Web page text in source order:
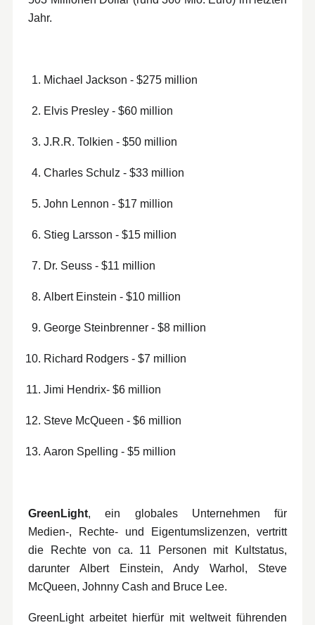
Jahr.
Michael Jackson - $275 million
Elvis Presley - $60 million
J.R.R. Tolkien - $50 million
Charles Schulz - $33 million
John Lennon - $17 million
Stieg Larsson - $15 million
Dr. Seuss - $11 million
Albert Einstein - $10 million
George Steinbrenner - $8 million
Richard Rodgers - $7 million
Jimi Hendrix- $6 million
Steve McQueen - $6 million
Aaron Spelling - $5 million
GreenLight, ein globales Unternehmen für
Medien-, Rechte- und Eigentumslizenzen, vertritt
die Rechte von ca. 11 Personen mit Kultstatus,
darunter Albert Einstein, Andy Warhol, Steve
McQueen, Johnny Cash and Bruce Lee.
GreenLight arbeitet hierfür mit weltweit führenden